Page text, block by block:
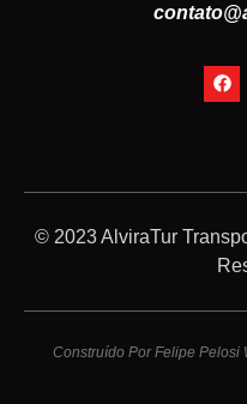
© 2023 AlviraTur
Construído Por Felipe Pelosi